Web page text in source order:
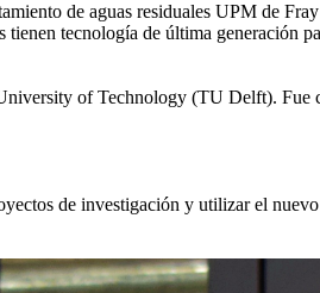
de aguas residuales UPM de
tecnología de última generación
of Technology (TU Delft). Fue
de investigación y utilizar el